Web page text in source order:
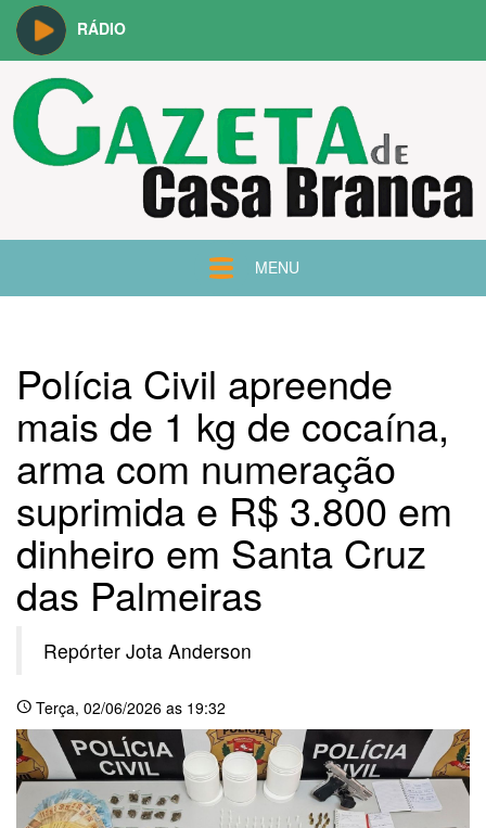
RÁDIO
MENU
Polícia Civil apreende
mais de 1 kg de cocaína,
arma com numeração
suprimida e R$ 3.800 em
dinheiro em Santa Cruz
das Palmeiras
Repórter Jota Anderson
schedule Terça, 02/06/2026 as 19:32